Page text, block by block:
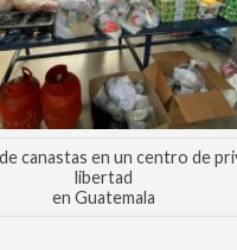
canastas en un centro de
libertad
en Guatemala